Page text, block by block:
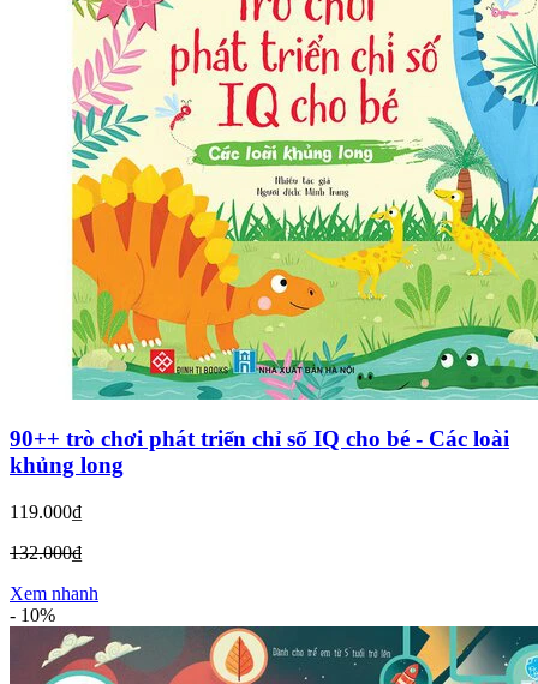
90++ trò chơi phát triển chỉ số IQ cho bé - Các loài
khủng long
119.000₫
132.000₫
Xem nhanh
- 10%